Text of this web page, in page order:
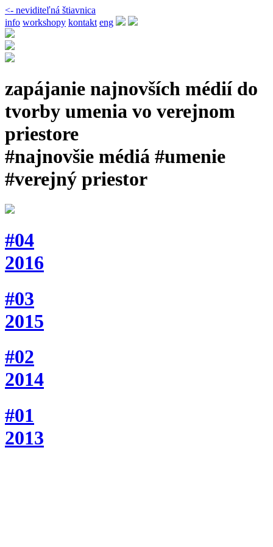
<- neviditeľná štiavnica
info workshopy kontakt eng
zapájanie najnovších médií do
tvorby umenia vo verejnom
priestore
#najnovšie médiá #umenie
#verejný priestor
#04
2016
#03
2015
#02
2014
#01
2013